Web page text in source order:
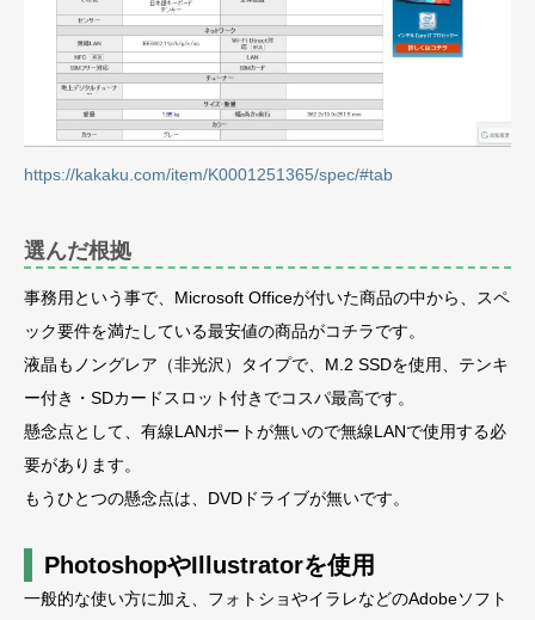
https://kakaku.com/item/K0001251365/spec/#tab
選んだ根拠
事務用という事で、Microsoft Officeが付いた商品の中から、スペ
ック要件を満たしている最安値の商品がコチラです。
液晶もノングレア（非光沢）タイプで、M.2 SSDを使用、テンキ
ー付き・SDカードスロット付きでコスパ最高です。
懸念点として、有線LANポートが無いので無線LANで使用する必
要があります。
もうひとつの懸念点は、DVDドライブが無いです。
PhotoshopやIllustratorを使用
一般的な使い方に加え、フォトショやイラレなどのAdobeソフト